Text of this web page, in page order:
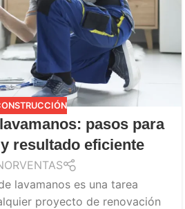
pasos para
resultado eficiente
lavamanos es una tarea
proyecto de renovación